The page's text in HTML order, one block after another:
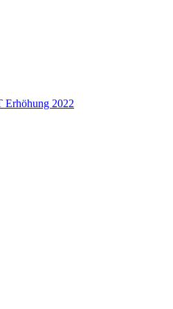
Erhöhung 2022